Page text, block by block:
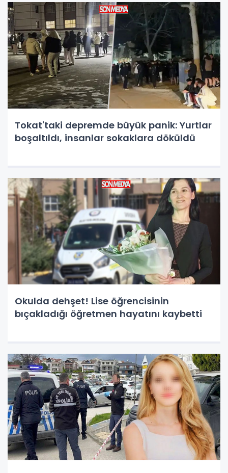
Tokat'taki depremde büyük panik: Yurtlar
boşaltıldı, insanlar sokaklara döküldü
Okulda dehşet! Lise öğrencisinin
bıçakladığı öğretmen hayatını kaybetti